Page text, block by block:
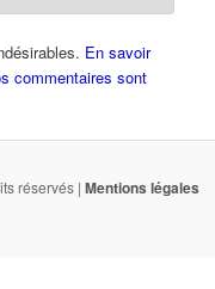
En savoir
commentaires sont
réservés | Mentions légales